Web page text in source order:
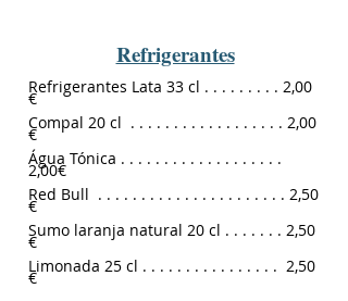
Refrigerantes
Refrigerantes Lata 33 cl . . . . . . . . . 2,00
€
Compal 20 cl . . . . . . . . . . . . . . . . . . 2,00
€
Água Tónica . . . . . . . . . . . . . . . . . . .
2,00€
Red Bull . . . . . . . . . . . . . . . . . . . . . . 2,50
€
Sumo laranja natural 20 cl . . . . . . . 2,50
€
Limonada 25 cl . . . . . . . . . . . . . . . . 2,50
€